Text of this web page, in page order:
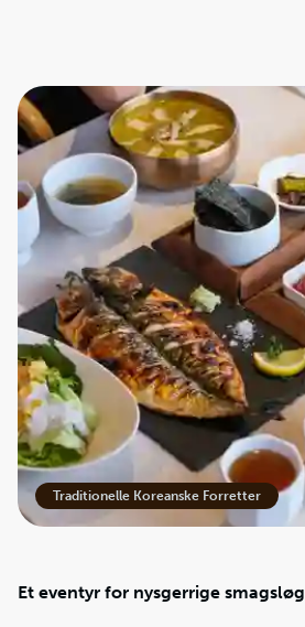
Et eventyr for nysgerrige smagsløg
Traditionelle Koreanske Forretter